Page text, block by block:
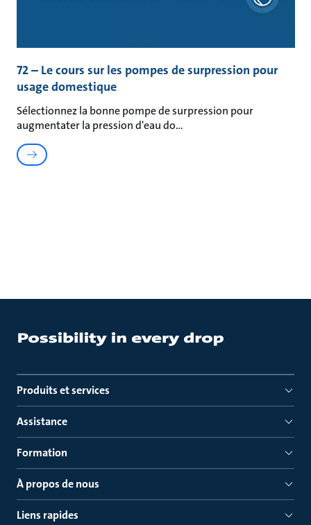
72 – Le cours sur les pompes de surpression pour
usage domestique
Sélectionnez la bonne pompe de surpression pour
augmentater la pression d'eau do
Produits et services
Assistance
Formation
À propos de nous
Liens rapides